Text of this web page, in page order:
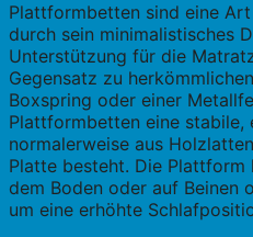
Plattformbetten sind eine
durch sein minimalistisches
Unterstützung für die
Gegensatz zu
Boxspring oder einer
Plattformbetten eine stabile,
normalerweise aus
Platte besteht. Die
dem Boden oder auf Beinen
um eine erhöhte